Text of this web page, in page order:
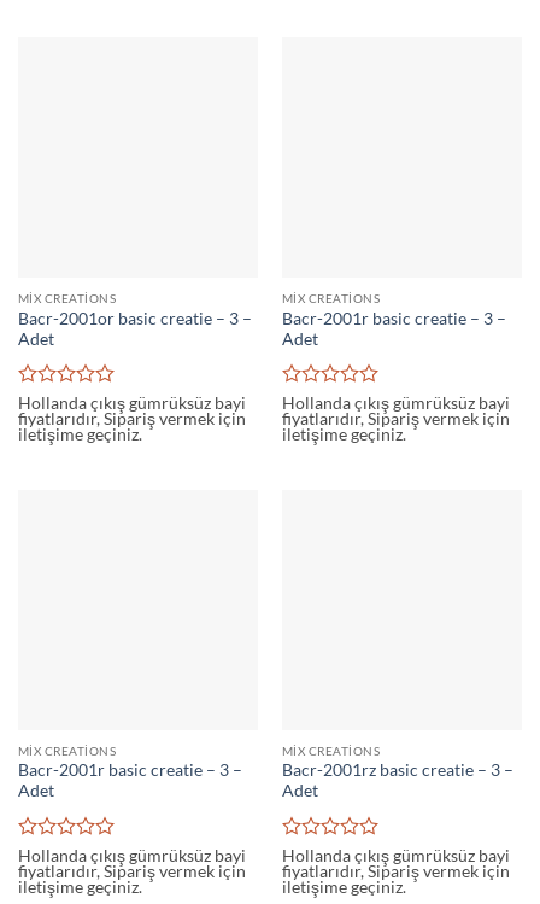
MIX CREATIONS
Bacr-2001or basic creatie – 3 –
Adet
5
üzerinden
0
Hollanda çıkış gümrüksüz bayi
fiyatlarıdır, Sipariş vermek için
iletişime geçiniz.
MIX CREATIONS
Bacr-2001r basic creatie – 3 –
Adet
5
üzerinden
0
Hollanda çıkış gümrüksüz bayi
fiyatlarıdır, Sipariş vermek için
iletişime geçiniz.
MIX CREATIONS
Bacr-2001r basic creatie – 3 –
Adet
5
üzerinden
0
Hollanda çıkış gümrüksüz bayi
fiyatlarıdır, Sipariş vermek için
iletişime geçiniz.
MIX CREATIONS
Bacr-2001rz basic creatie – 3 –
Adet
5
üzerinden
0
Hollanda çıkış gümrüksüz bayi
fiyatlarıdır, Sipariş vermek için
iletişime geçiniz.